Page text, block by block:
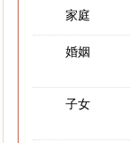
家庭
婚姻
子女